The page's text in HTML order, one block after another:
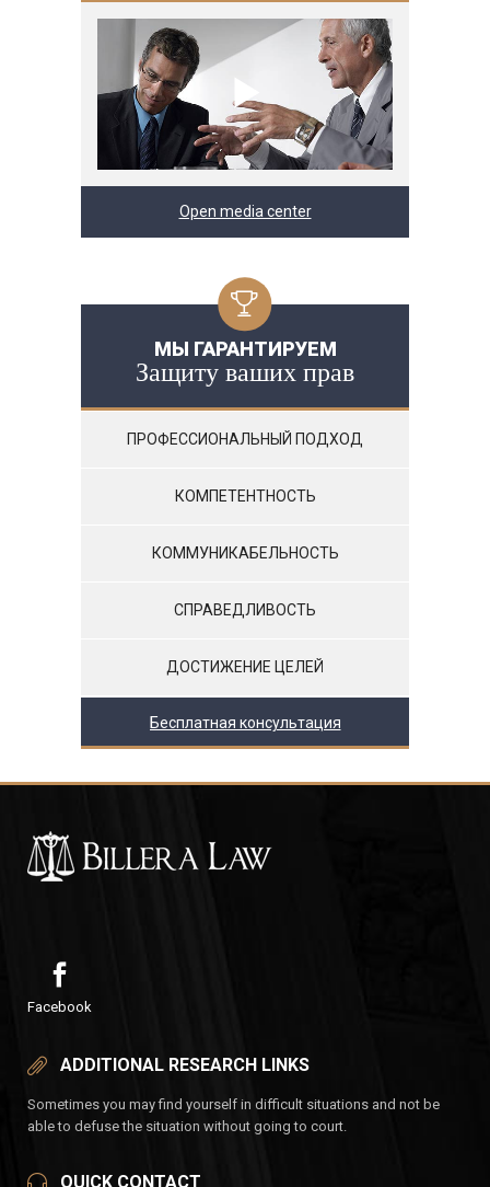
Open media center
МЫ ГАРАНТИРУЕМ
Защиту ваших прав
ПРОФЕССИОНАЛЬНЫЙ ПОДХОД
КОМПЕТЕНТНОСТЬ
КОММУНИКАБЕЛЬНОСТЬ
СПРАВЕДЛИВОСТЬ
ДОСТИЖЕНИЕ ЦЕЛЕЙ
Бесплатная консультация
Facebook
ADDITIONAL RESEARCH LINKS
Sometimes you may find yourself in difficult situations and not be
able to defuse the situation without going to court.
QUICK CONTACT